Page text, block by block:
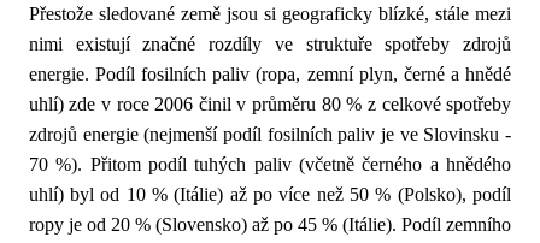
Přestože sledované země jsou si geograficky blízké, stále mezi
nimi existují značné rozdíly ve struktuře spotřeby zdrojů
energie. Podíl fosilních paliv (ropa, zemní plyn, černé a hnědé
uhlí) zde v roce 2006 činil v průměru 80 % z celkové spotřeby
zdrojů energie (nejmenší podíl fosilních paliv je ve Slovinsku -
70 %). Přitom podíl tuhých paliv (včetně černého a hnědého
uhlí) byl od 10 % (Itálie) až po více než 50 % (Polsko), podíl
ropy je od 20 % (Slovensko) až po 45 % (Itálie). Podíl zemního